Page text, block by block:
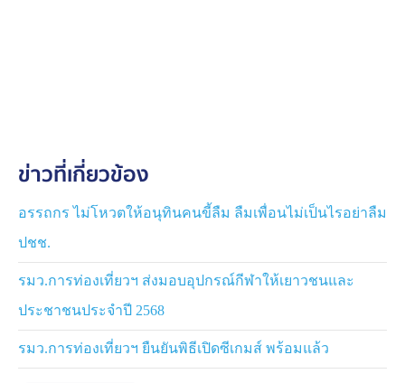
ดำรงตำแหน่งรัฐมนตรีว่าการกระทรวงเกษตรและสหกรณ์
ทรัพยากรธรรมชาติและสิ่งแวดล้อม ที่มีนายเฉลิมชัย เป็น
เจ้ากระทรวง
อย่างไรก็ตาม ถ้าเป็นเช่นนี้ กระแสข่าว การโยกนา
ยอรรษิษฐ์ สัมพันธรัตน์ ปลัดกระทรวงมหาดไทย ไปเป็นปลัด
ข่าวที่เกี่ยวข้อง
อรรถกร ไม่โหวตให้อนุทินคนขี้ลืม ลืมเพื่อนไม่เป็นไรอย่าลืม
ปชช.
รมว.การท่องเที่ยวฯ ส่งมอบอุปกรณ์กีฬาให้เยาวชนและ
ประชาชนประจำปี 2568
รมว.การท่องเที่ยวฯ ยืนยันพิธีเปิดซีเกมส์ พร้อมแล้ว